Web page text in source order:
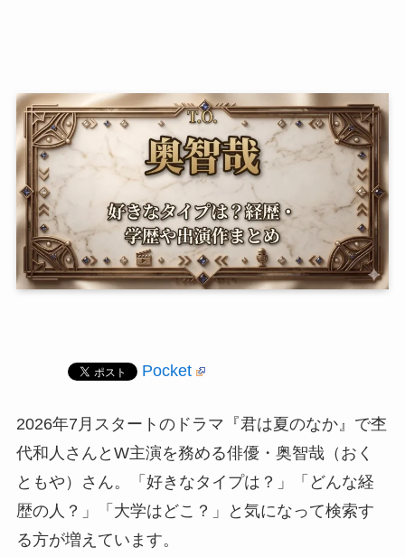
Pocket
2026年7月スタートのドラマ『君は夏のなか』で杢
代和人さんとW主演を務める俳優・奥智哉（おく
ともや）さん。「好きなタイプは？」「どんな経
歴の人？」「大学はどこ？」と気になって検索す
る方が増えています。